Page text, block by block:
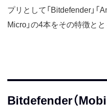
プリとして「Bitdefender」「
Micro」の4本をその特徴とと
Bitdefender（